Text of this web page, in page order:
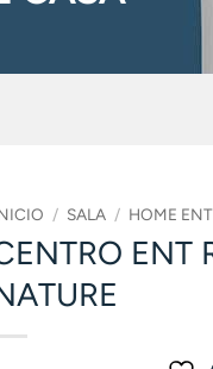
/ SALA / HOME
ENT